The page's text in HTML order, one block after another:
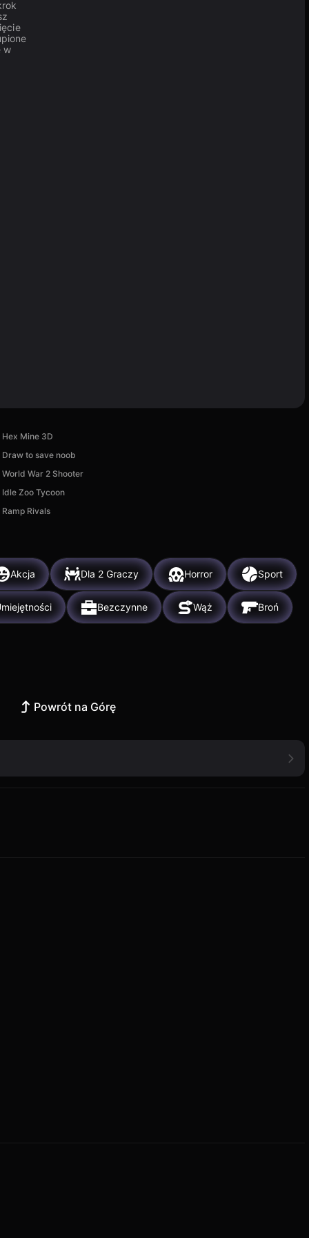
w
Hex Mine 3D
Draw to save noob
World War 2 Shooter
Idle Zoo Tycoon
Ramp Rivals
Akcja Dla 2 Graczy Horror Sport
Bezczynne Wąż Broń
Powrót na Górę